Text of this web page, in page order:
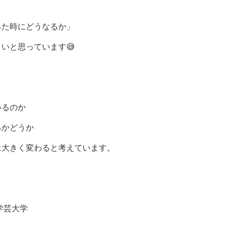
時にどうなるか」
と思っています😅
るのか
かどうか
きく変わると考えています。
芸大学